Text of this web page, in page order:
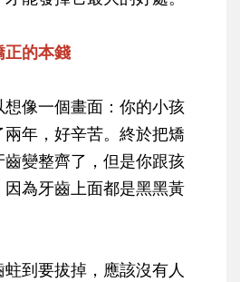
正的本錢
像一個畫面：你的小孩
年，好辛苦。終於把矯
變整齊了，但是你跟孩
為牙齒上面都是黑黑黃
到要拔掉，應該沒有人